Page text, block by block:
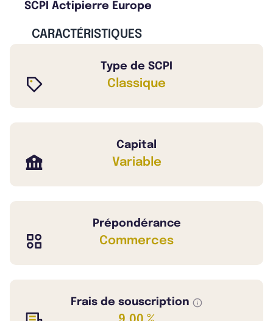
SCPI Actipierre Europe
CARACTÉRISTIQUES
Type de SCPI
Classique
Capital
Variable
Prépondérance
Commerces
Frais de souscription